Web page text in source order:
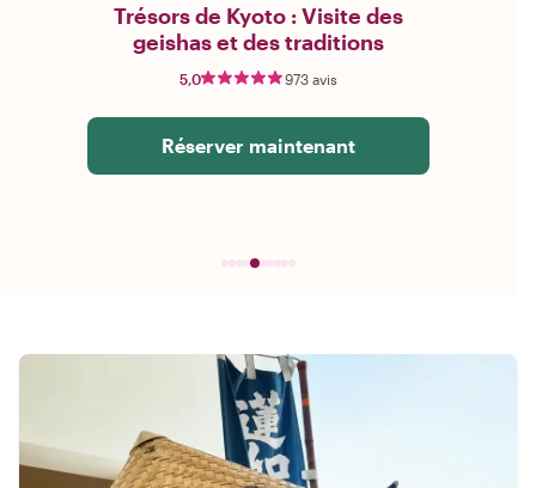
Trésors de Kyoto : Visite des
geishas et des traditions
5,0 973 avis
Réserver maintenant